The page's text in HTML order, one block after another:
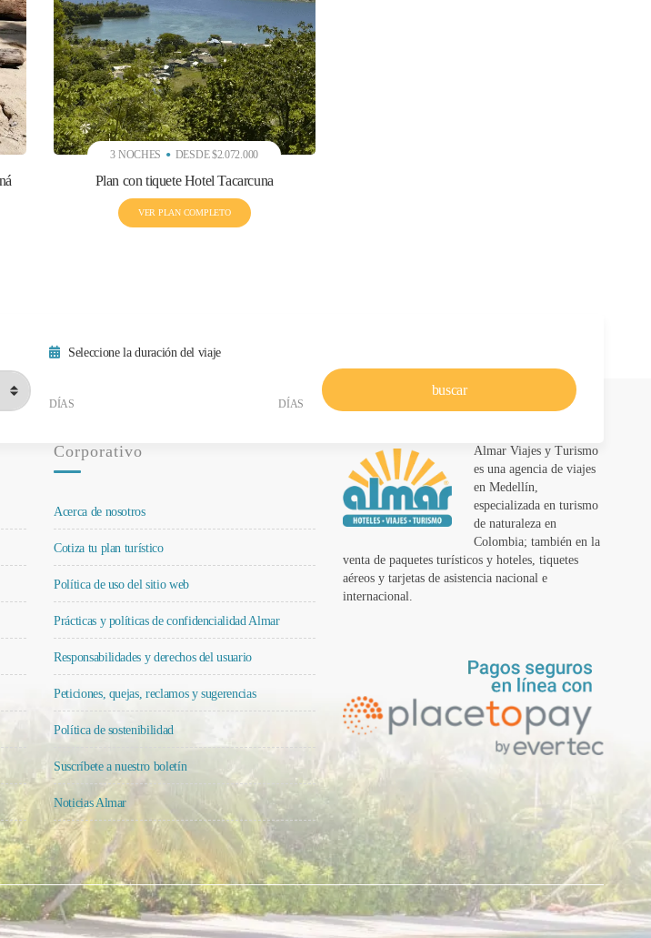
en la belleza natural de Colombia. Con su
y una amplia gama de actividades, este hotel se ha
de todo el mundo. Ven y descubre todo lo
ofrecer y vive una experiencia inolvidable en el
3 NOCHES DESDE $2.072.000
Plan con tiquete Hotel Tacarcuna
VER PLAN COMPLETO
Seleccione la duración del viaje
Duración mínima del viaje
Duración máxima del viaje
DÍAS DÍAS
buscar
Corporativo
Acerca de nosotros
Cotiza tu plan turístico
Política de uso del sitio web
Prácticas y políticas de confidencialidad Almar
Responsabilidades y derechos del usuario
Peticiones, quejas, reclamos y sugerencias
Política de sostenibilidad
Suscríbete a nuestro boletín
Noticias Almar
Almar Viajes y Turismo
es una agencia de viajes
en Medellín,
especializada en turismo
de naturaleza en
Colombia; también en la
venta de paquetes turísticos y hoteles, tiquetes
aéreos y tarjetas de asistencia nacional e
internacional.